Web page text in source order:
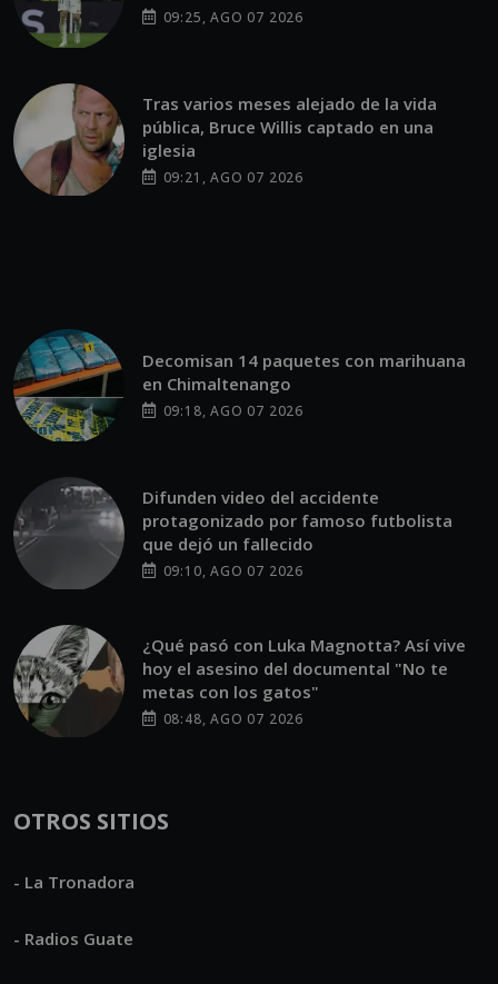
09:25, AGO 07 2026
Tras varios meses alejado de la vida
pública, Bruce Willis captado en una
iglesia
09:21, AGO 07 2026
Decomisan 14 paquetes con marihuana
en Chimaltenango
09:18, AGO 07 2026
Difunden video del accidente
protagonizado por famoso futbolista
que dejó un fallecido
09:10, AGO 07 2026
¿Qué pasó con Luka Magnotta? Así vive
hoy el asesino del documental "No te
metas con los gatos"
08:48, AGO 07 2026
OTROS SITIOS
- La Tronadora
- Radios Guate